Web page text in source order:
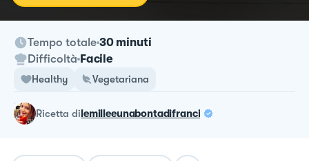
Tempo totale 30 minuti
Difficoltà Facile
Healthy Vegetariana
ricetta dilemilleeunabontadifranci